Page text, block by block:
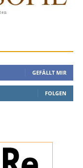
GEFÄLLT MIR
FOLGEN